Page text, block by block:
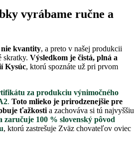
vyrábame ručne a
nie kvantity, a preto v našej produkcii
skratky. Výsledkom je čistá, plná a
Kysúc, ktorú spoznáte už pri prvom
za produkciu výnimočného
. Toto mlieko je prirodzenejšie pre
ťažkosti a zachováva si tú najvyššiu
zaručuje 100 % slovenský pôvod
, ktorú zastrešuje Zväz chovateľov oviec